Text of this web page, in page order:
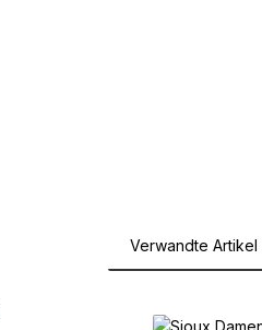
Verwandte Artikel